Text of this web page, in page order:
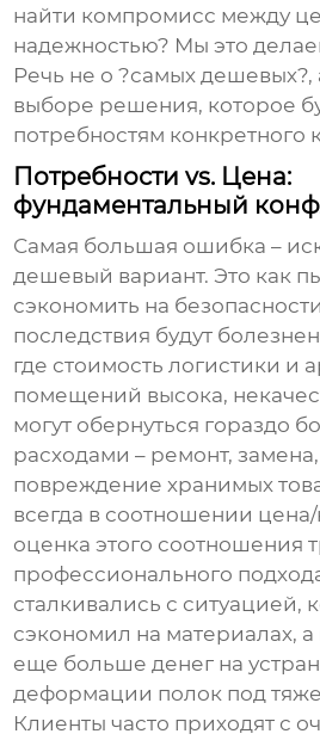
найти компромисс между
надежностью? Мы это
Речь не о ?самых дешевых?,
выборе решения, которое
потребностям конкретного
Потребности vs. Цена:
фундаментальный
Самая большая ошибка –
дешевый вариант. Это как
сэкономить на
последствия будут
где стоимость логистики и
помещений высока,
могут обернуться гораздо
расходами – ремонт,
повреждение хранимых
всегда в соотношении цена/
оценка этого соотношения
профессионального
сталкивались с ситуацией,
сэкономил на материалах, а
еще больше денег на
деформации полок под
Клиенты часто приходят с